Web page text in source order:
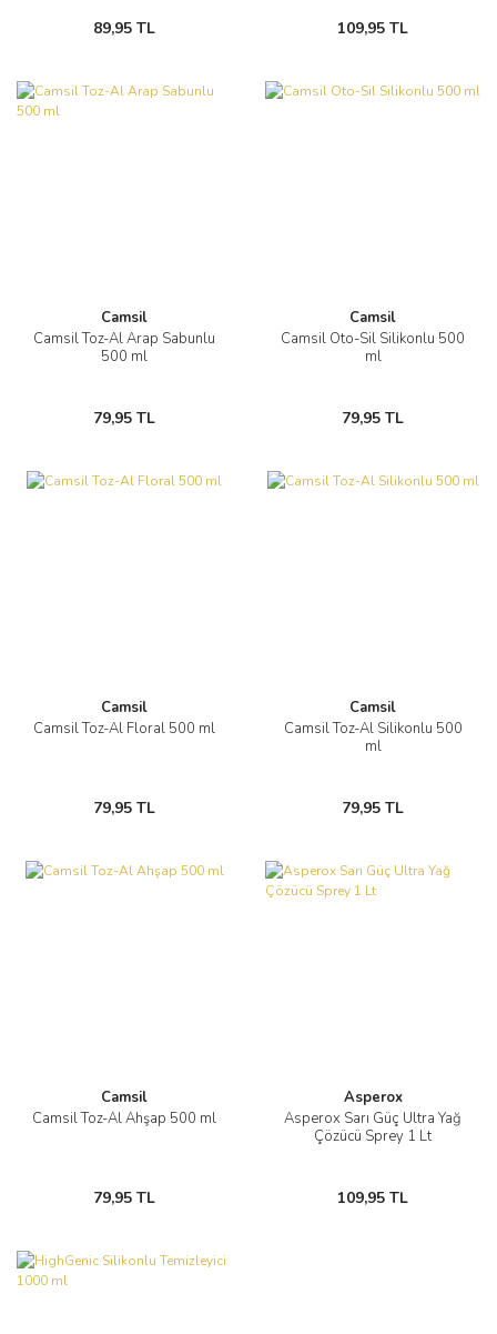
89,95 TL 109,95 TL
Camsil
Camsil Toz-Al Arap Sabunlu
500 ml
79,95 TL
Camsil
Camsil Oto-Sil Silikonlu 500
ml
79,95 TL
Camsil
Camsil Toz-Al Floral 500 ml
79,95 TL
Camsil
Camsil Toz-Al Silikonlu 500
ml
79,95 TL
Camsil
Camsil Toz-Al Ahşap 500 ml
79,95 TL
Asperox
Asperox Sarı Güç Ultra Yağ
Çözücü Sprey 1 Lt
109,95 TL